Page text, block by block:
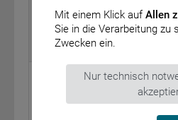
vom: 15. August 2018
BAnz AT 23.08.2018 B7
Bundesministerium für
Bekanntmachung – Richtlinie
Forschungsinitiativen auf dem
Mit einem Klick auf Allen
Sie in die Verarbeitung zu
Zwecken ein.
Nur technisch notwendige Cookies